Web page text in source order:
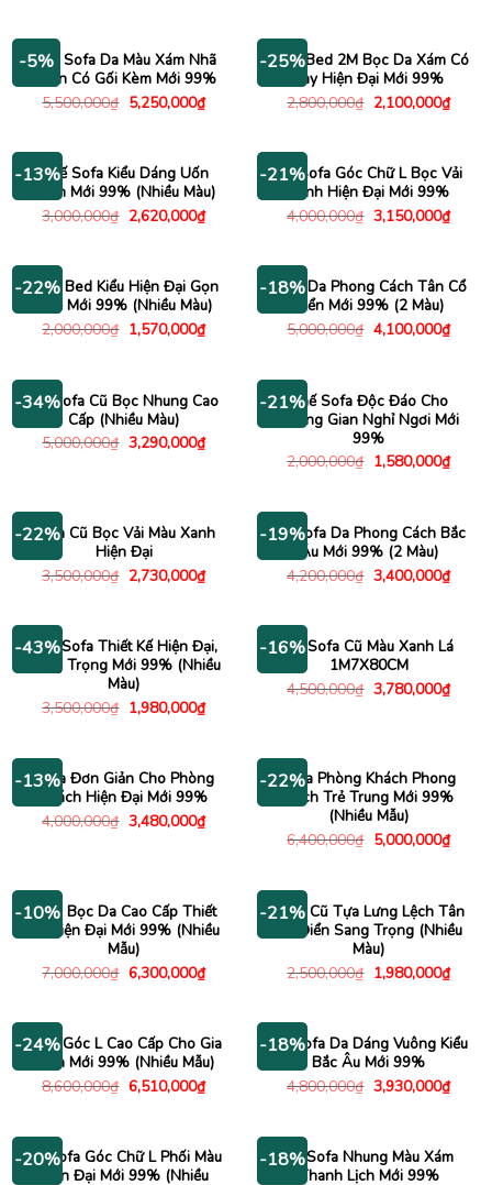
-5%
Ghế Sofa Da Màu Xám Nhã
Nhặn Có Gối Kèm Mới 99%
5,500,000₫ Giá
gốc
5,250,000₫Giá
hiện
5,250,000₫.
-25%
Sofa Bed 2M Bọc Da Xám Có
Tay Hiện Đại Mới 99%
2,800,000₫ Giá
gốc
2,100,000₫Giá
hiện
-13%Ghế Sofa Kiểu Dáng Uốn
Lượn Mới 99% (Nhiều Màu)
3,000,000₫ Giá
gốc
2,620,000₫Giá
hiện
2,620,000₫.
-21%
Bộ Sofa Góc Chữ L Bọc Vải
Xanh Hiện Đại Mới 99%
4,000,000₫ Giá
gốc
3,150,000₫Giá
hiện
-22%
Sofa Bed Kiểu Hiện Đại Gọn
Nhẹ Mới 99% (Nhiều Màu)
2,000,000₫ Giá
gốc
1,570,000₫Giá
hiện
1,570,000₫.
-18%
Sofa Da Phong Cách Tân Cổ
Điển Mới 99% (2 Màu)
5,000,000₫ Giá
gốc
4,100,000₫Giá
hiện
-34%
Bộ Sofa Cũ Bọc Nhung Cao
Cấp (Nhiều Màu)
5,000,000₫ Giá
gốc
3,290,000₫Giá
hiện
-21%Ghế Sofa Độc Đáo Cho
Không Gian Nghỉ Ngơi Mới
99%
2,000,000₫ Giá
gốc
1,580,000₫Giá
hiện
-22%
Sofa Cũ Bọc Vải Màu Xanh
Hiện Đại
3,500,000₫ Giá
gốc
2,730,000₫Giá
hiện
2,730,000₫.
-19%
Bộ Sofa Da Phong Cách Bắc
Âu Mới 99% (2 Màu)
4,200,000₫ Giá
gốc
3,400,000₫Giá
hiện
-43%
Ghế Sofa Thiết Kế Hiện Đại,
Sang Trọng Mới 99% (Nhiều
Màu)
3,500,000₫ Giá
gốc
1,980,000₫Giá
hiện
1,980,000₫.
-16%Bộ Sofa Cũ Màu Xanh Lá
1M7X80CM
4,500,000₫ Giá
gốc
3,780,000₫Giá
hiện
-13%
Sofa Đơn Giản Cho Phòng
Khách Hiện Đại Mới 99%
4,000,000₫ Giá
gốc
3,480,000₫Giá
hiện
-22%Sofa Phòng Khách Phong
Cách Trẻ Trung Mới 99%
(Nhiều Mẫu)
6,400,000₫ Giá
gốc
5,000,000₫Giá
hiện
-10%
Sofa Bọc Da Cao Cấp Thiết
Kế Hiện Đại Mới 99% (Nhiều
Mẫu)
7,000,000₫ Giá
gốc
6,300,000₫Giá
hiện
6,300,000₫.
-21%
Sofa Cũ Tựa Lưng Lệch Tân
Cổ Điển Sang Trọng (Nhiều
Màu)
2,500,000₫ Giá
gốc
1,980,000₫Giá
hiện
-24%
Sofa Góc L Cao Cấp Cho Gia
Đình Mới 99% (Nhiều Mẫu)
8,600,000₫ Giá
gốc
6,510,000₫Giá
hiện
6,510,000₫.
-18%
Bộ Sofa Da Dáng Vuông Kiểu
Bắc Âu Mới 99%
4,800,000₫ Giá
gốc
3,930,000₫Giá
hiện
-20%
Bộ Sofa Góc Chữ L Phối Màu
Hiện Đại Mới 99% (Nhiều
-18%Bộ Sofa Nhung Màu Xám
Thanh Lịch Mới 99%